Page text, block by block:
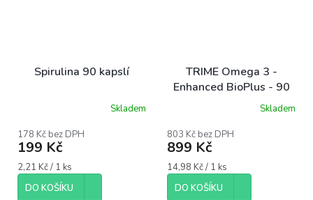
Spirulina 90 kapslí
produktu
je
z
hvězdiček.
Skladem
178 Kč bez DPH
199 Kč
Měrná
cena:
2,21 Kč / 1 ks
DO KOŠÍKU
TRIME Omega 3 -
Enhanced BioPlus - 90
Skladem
803 Kč bez DPH
899 Kč
Měrná
cena:
14,98 Kč / 1 ks
DO KOŠÍKU